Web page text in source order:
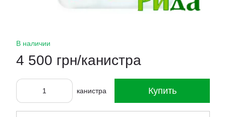
В наличии
4 500 грн/канистра
канистра Купить